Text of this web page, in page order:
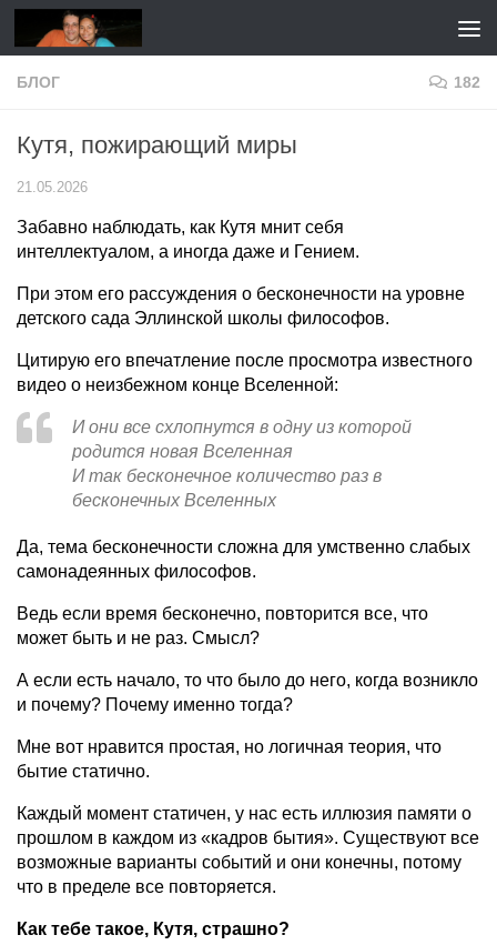
Перейти к содержимому
БЛОГ 182
Кутя, пожирающий миры
21.05.2026
Забавно наблюдать, как Кутя мнит себя
интеллектуалом, а иногда даже и Гением.
При этом его рассуждения о бесконечности на уровне
детского сада Эллинской школы философов.
Цитирую его впечатление после просмотра известного
видео о неизбежном конце Вселенной:
И они все схлопнутся в одну из которой
родится новая Вселенная
И так бесконечное количество раз в
бесконечных Вселенных
Да, тема бесконечности сложна для умственно слабых
самонадеянных философов.
Ведь если время бесконечно, повторится все, что
может быть и не раз. Смысл?
А если есть начало, то что было до него, когда возникло
и почему? Почему именно тогда?
Мне вот нравится простая, но логичная теория, что
бытие статично.
Каждый момент статичен, у нас есть иллюзия памяти о
прошлом в каждом из «кадров бытия». Существуют все
возможные варианты событий и они конечны, потому
что в пределе все повторяется.
Как тебе такое, Кутя, страшно?